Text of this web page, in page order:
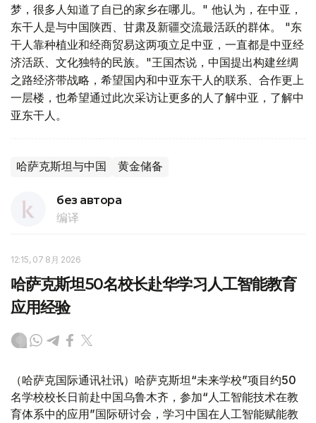
梦，很多人知道了自已的家乡在哪儿。" 他认为，在中亚，
东干人是与中国陕西、甘肃及新疆交流最活跃的群体。 "东
干人靠种植业和经商贸易这两项立足中亚，一直都是中亚经
济活跃、文化独特的民族。"王国杰说，中国提出构建丝绸
之路经济带战略，希望国内和中亚东干人的联系、合作更上
一层楼，也希望通过此次采访让更多的人了解中亚，了解中
亚东干人。
哈萨克斯坦与中国 黄金储备
без автора
编译
12:15, 07 8月 2026
哈萨克斯坦50名校长赴华学习人工智能教育
应用经验
（哈萨克国际通讯社讯）哈萨克斯坦“未来学校”项目约50
名学校校长日前赴中国乌鲁木齐，参加“人工智能技术在教
育体系中的应用”国际研讨会，学习中国在人工智能赋能教